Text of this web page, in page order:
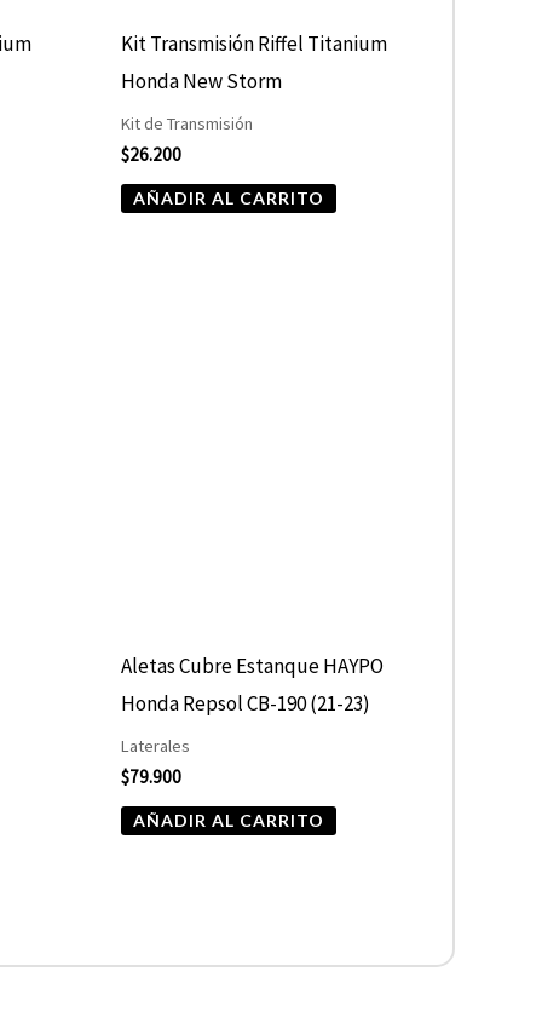
Kit Transmisión Riffel Titanium
Honda New Storm
Kit de Transmisión
$26.200
AÑADIR AL CARRITO
Aletas Cubre Estanque HAYPO
Honda Repsol CB-190 (21-23)
Laterales
$79.900
AÑADIR AL CARRITO